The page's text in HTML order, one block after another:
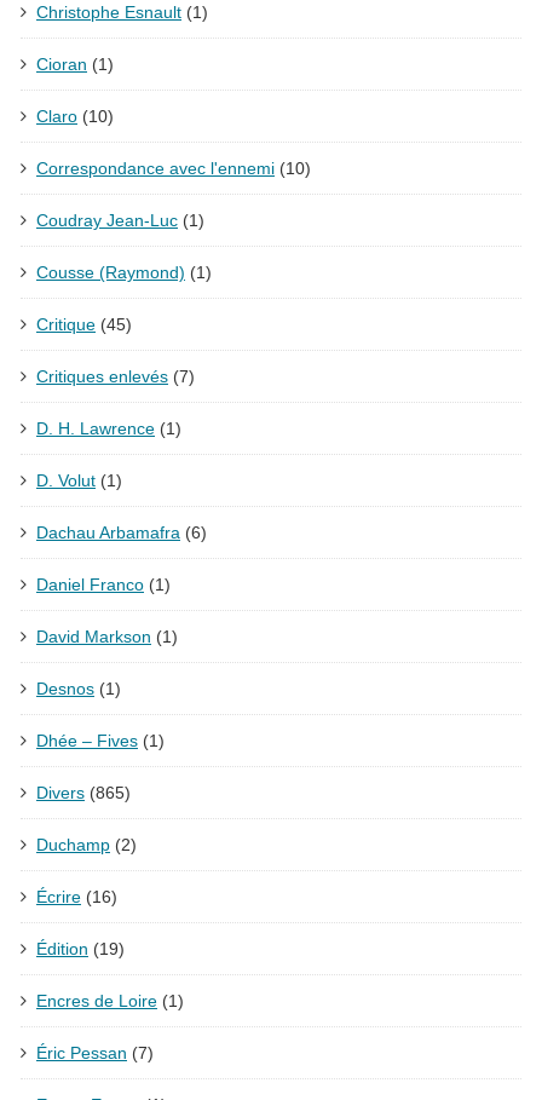
Christophe Esnault (1)
Cioran (1)
Claro (10)
Correspondance avec l'ennemi (10)
Coudray Jean-Luc (1)
Cousse (Raymond) (1)
Critique (45)
Critiques enlevés (7)
D. H. Lawrence (1)
D. Volut (1)
Dachau Arbamafra (6)
Daniel Franco (1)
David Markson (1)
Desnos (1)
Dhée – Fives (1)
Divers (865)
Duchamp (2)
Écrire (16)
Édition (19)
Encres de Loire (1)
Éric Pessan (7)